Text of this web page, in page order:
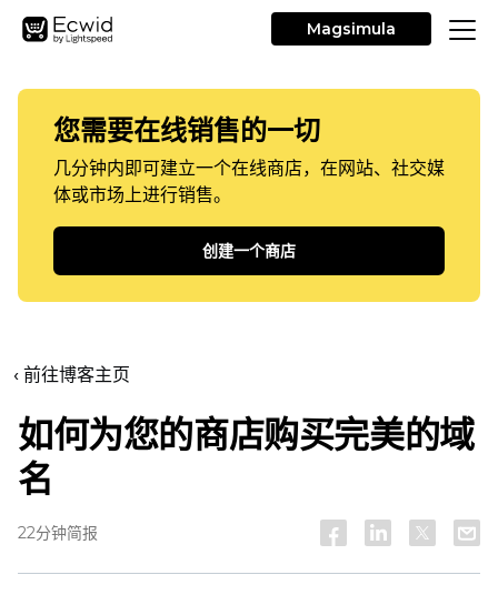
Magsimula
您需要在线销售的一切
几分钟内即可建立一个在线商店，在网站、社交媒
体或市场上进行销售。
创建一个商店
‹ 前往博客主页
如何为您的商店购买完美的域
名
22分钟简报